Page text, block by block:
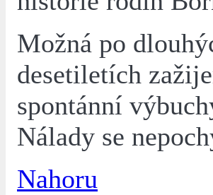
Možná po
desetiletích
spontánní
Nálady se
Nahoru